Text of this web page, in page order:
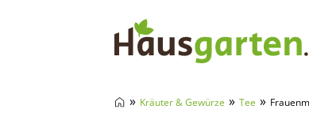
» Kräuter & Gewürze » Tee »